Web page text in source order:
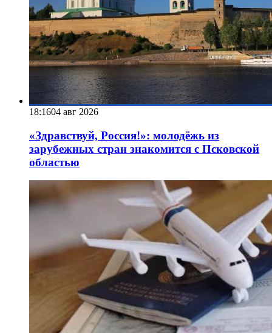
18:1604 авг 2026
«Здравствуй, Россия!»: молодёжь из
зарубежных стран знакомится с Псковской
областью